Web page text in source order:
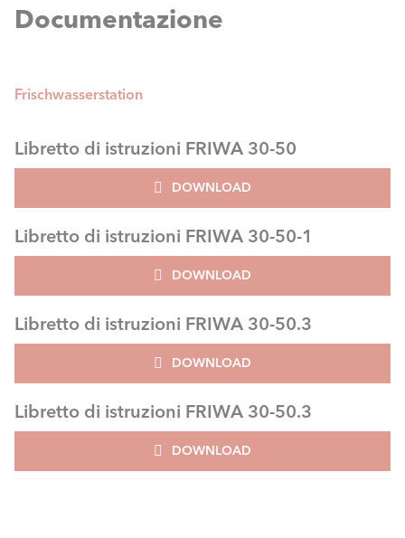
Documentazione
Frischwasserstation
Libretto di istruzioni FRIWA 30-50
DOWNLOAD
Libretto di istruzioni FRIWA 30-50-1
DOWNLOAD
Libretto di istruzioni FRIWA 30-50.3
DOWNLOAD
Libretto di istruzioni FRIWA 30-50.3
DOWNLOAD